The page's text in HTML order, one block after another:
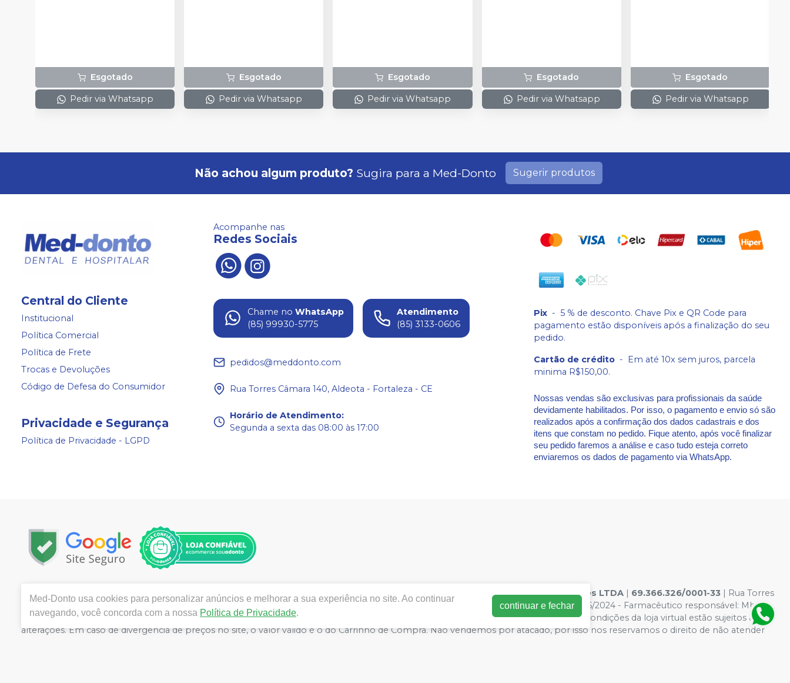
Esgotado
Pedir via Whatsapp
Esgotado
Pedir via Whatsapp
Esgotado
Pedir via Whatsapp
Esgotado
Pedir via Whatsapp
Esgotado
Pedir via Whatsapp
Não achou algum produto? Sugira para a Med-Donto Sugerir produtos
Central do Cliente
Institucional
Política Comercial
Política de Frete
Trocas e Devoluções
Código de Defesa do Consumidor
Privacidade e Segurança
Política de Privacidade - LGPD
Acompanhe nas
Redes Sociais
Chame no WhatsApp
(85) 99930-5775
Atendimento
(85) 3133-0606
pedidos@meddonto.com
Rua Torres Câmara 140, Aldeota - Fortaleza - CE
Horário de Atendimento:
Segunda a sexta das 08:00 às 17:00
Pix - 5 % de desconto. Chave Pix e QR Code para
pagamento estão disponíveis após a finalização do seu
pedido.
Cartão de crédito - Em até 10x sem juros, parcela
minima R$150,00.
Nossas vendas são exclusivas para profissionais da saúde
devidamente habilitados. Por isso, o pagamento e envio só são
realizados após a confirmação dos dados cadastrais e dos
itens que constam no pedido. Fique atento, após você finalizar
seu pedido faremos a análise e caso tudo esteja correto
enviaremos os dados de pagamento via WhatsApp.
Copyright © 2024 | Todos os direitos reservados | www.meddonto.com.br.com.br | Med-donto Comércio de produtos hospitalares LTDA | 69.366.326/0001-33 | Rua Torres
Câmara 140, Bairro: Aldeota- Fortaleza / CE - CEP 60150-060 | Autorizações de Funcionamento ANVISA - Medicamentos: AF00132046/2024 - Farmacêutico responsável: Mhara
Ticianne Ribeiro de Almeida Queiros CRF/CE: 9118 | Política de Privacidade e Segurança - Fotos meramente ilustrativas - Os preços e condições da loja virtual estão sujeitos a
alterações. Em caso de divergência de preços no site, o valor válido é o do Carrinho de Compra. Não vendemos por atacado, por isso nos reservamos o direito de não atender
Med-Donto usa cookies para personalizar anúncios e melhorar a sua experiência no site. Ao continuar
navegando, você concorda com a nossa Política de Privacidade.
continuar e fechar